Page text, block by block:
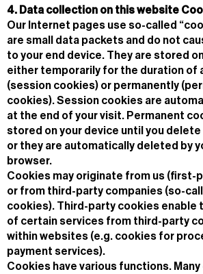
4. Data collection on this website
Our Internet pages use so-called
are small data packets and do not
to your end device. They are stored
either temporarily for the duration of
(session cookies) or permanently
cookies). Session cookies are
at the end of your visit. Permanent
stored on your device until you
or they are automatically deleted by
browser.
Cookies may originate from us (first-
or from third-party companies (so-
cookies). Third-party cookies enable
of certain services from third-party
within websites (e.g. cookies for
payment services).
Cookies have various functions.